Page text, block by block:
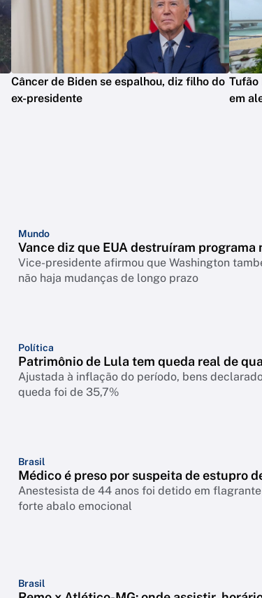
Câncer de Biden se espalhou, diz filho do
ex-presidente
Tufão
em
Mundo
Vance diz que EUA destruíram programa
Vice-presidente afirmou que Washington
não haja mudanças de longo prazo
Política
Patrimônio de Lula tem queda real de
Ajustada à inflação do período, bens
queda foi de 35,7%
Brasil
Médico é preso por suspeita de estupro
Anestesista de 44 anos foi detido em
forte abalo emocional
Brasil